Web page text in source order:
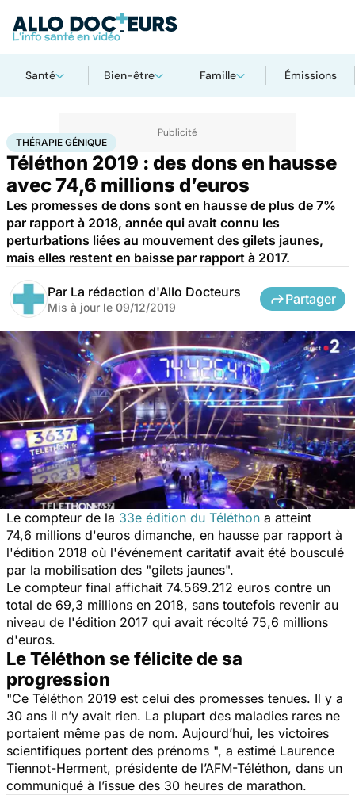
Santé Bien-être Famille Émissions
AccueilSantéThérapie génique
THÉRAPIE GÉNIQUE
Téléthon 2019 : des dons en hausse
avec 74,6 millions d’euros
Les promesses de dons sont en hausse de plus de 7%
par rapport à 2018, année qui avait connu les
perturbations liées au mouvement des gilets jaunes,
mais elles restent en baisse par rapport à 2017.
Par La rédaction d'Allo Docteurs
Mis à jour le 09/12/2019
Partager
Le compteur de la 33e édition du Téléthon a atteint
74,6 millions d'euros dimanche, en hausse par rapport à
l'édition 2018 où l'événement caritatif avait été bousculé
par la mobilisation des "gilets jaunes".
Le compteur final affichait 74.569.212 euros contre un
total de 69,3 millions en 2018, sans toutefois revenir au
niveau de l'édition 2017 qui avait récolté 75,6 millions
d'euros.
Le Téléthon se félicite de sa
progression
"Ce Téléthon 2019 est celui des promesses tenues. Il y a
30 ans il n’y avait rien. La plupart des maladies rares ne
portaient même pas de nom. Aujourd’hui, les victoires
scientifiques portent des prénoms ", a estimé Laurence
Tiennot-Herment, présidente de l’AFM-Téléthon, dans un
communiqué à l’issue des 30 heures de marathon.